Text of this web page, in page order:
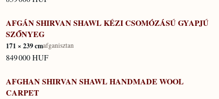
KÉSZLETEN
AFGÁN SHIRVAN SHAWL KÉZI CSOMÓZÁSÚ GYAPJÚ
SZŐNYEG
171 × 239 cmafganisztan
849 000 HUF
KÉSZLETEN
AFGHAN SHIRVAN SHAWL HANDMADE WOOL
CARPET